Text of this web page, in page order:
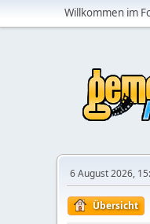
Willkommen im
6 August 2026,
Übersicht